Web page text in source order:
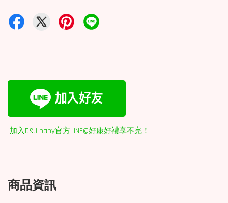
加入D&J baby官方LINE@好康好禮享不完！
商品資訊